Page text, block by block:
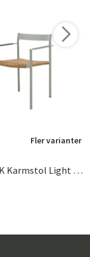
Fler varianter
Brafab, DK Karmstol Light Grey